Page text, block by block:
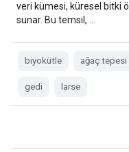
veri kümesi, küresel bitki
sunar. Bu temsil, …
biyokütle ağaç tepesi
gedi larse